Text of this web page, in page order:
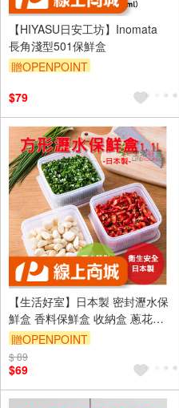
【HIYASU日安工坊】Inomata
長角淺型501保鮮盒
贈OPENPOINT
$79
【生活好室】日本製 密封瀝水保
鮮盒 香料保鮮盒 收納盒 蔥花盒
蔥薑盒 豆腐盒 微波保鮮盒 保鮮
盒 日本保鮮盒 1.1L
贈OPENPOINT
訂單滿999享9折
$ 89
$69